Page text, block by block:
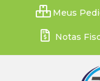
Meus
Notas